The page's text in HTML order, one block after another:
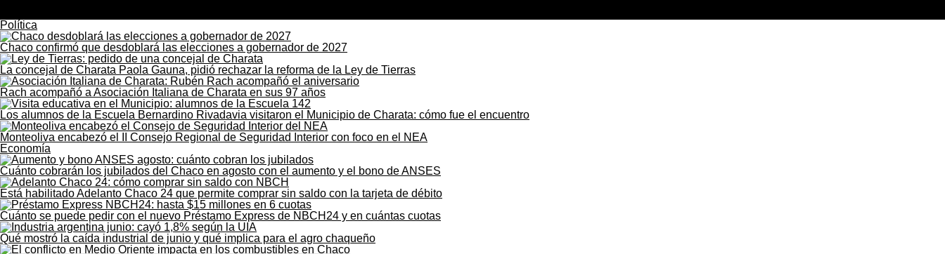
Política
Chaco confirmó que desdoblará las elecciones a gobernador de 2027
La concejal de Charata Paola Gauna, pidió rechazar la reforma de la Ley de Tierras
Rach acompañó a Asociación Italiana de Charata en sus 97 años
Los alumnos de la Escuela Bernardino Rivadavia visitaron el Municipio de Charata: cómo fue el encuentro
Monteoliva encabezó el II Consejo Regional de Seguridad Interior con foco en el NEA
Economía
Cuánto cobrarán los jubilados del Chaco en agosto con el aumento y el bono de ANSES
Está habilitado Adelanto Chaco 24 que permite comprar sin saldo con la tarjeta de débito
Cuánto se puede pedir con el nuevo Préstamo Express de NBCH24 y en cuántas cuotas
Qué mostró la caída industrial de junio y qué implica para el agro chaqueño